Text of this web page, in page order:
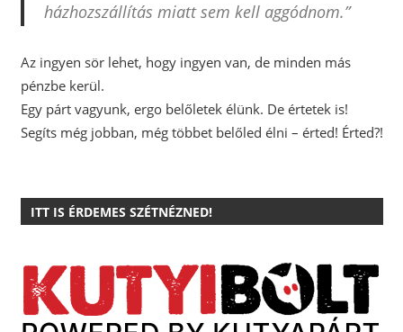
házhozszállítás miatt sem kell aggódnom.”
Az ingyen sör lehet, hogy ingyen van, de minden más
pénzbe kerül.
Egy párt vagyunk, ergo belőletek élünk. De értetek is!
Segíts még jobban, még többet belőled élni – érted! Érted?!
ITT IS ÉRDEMES SZÉTNÉZNED!